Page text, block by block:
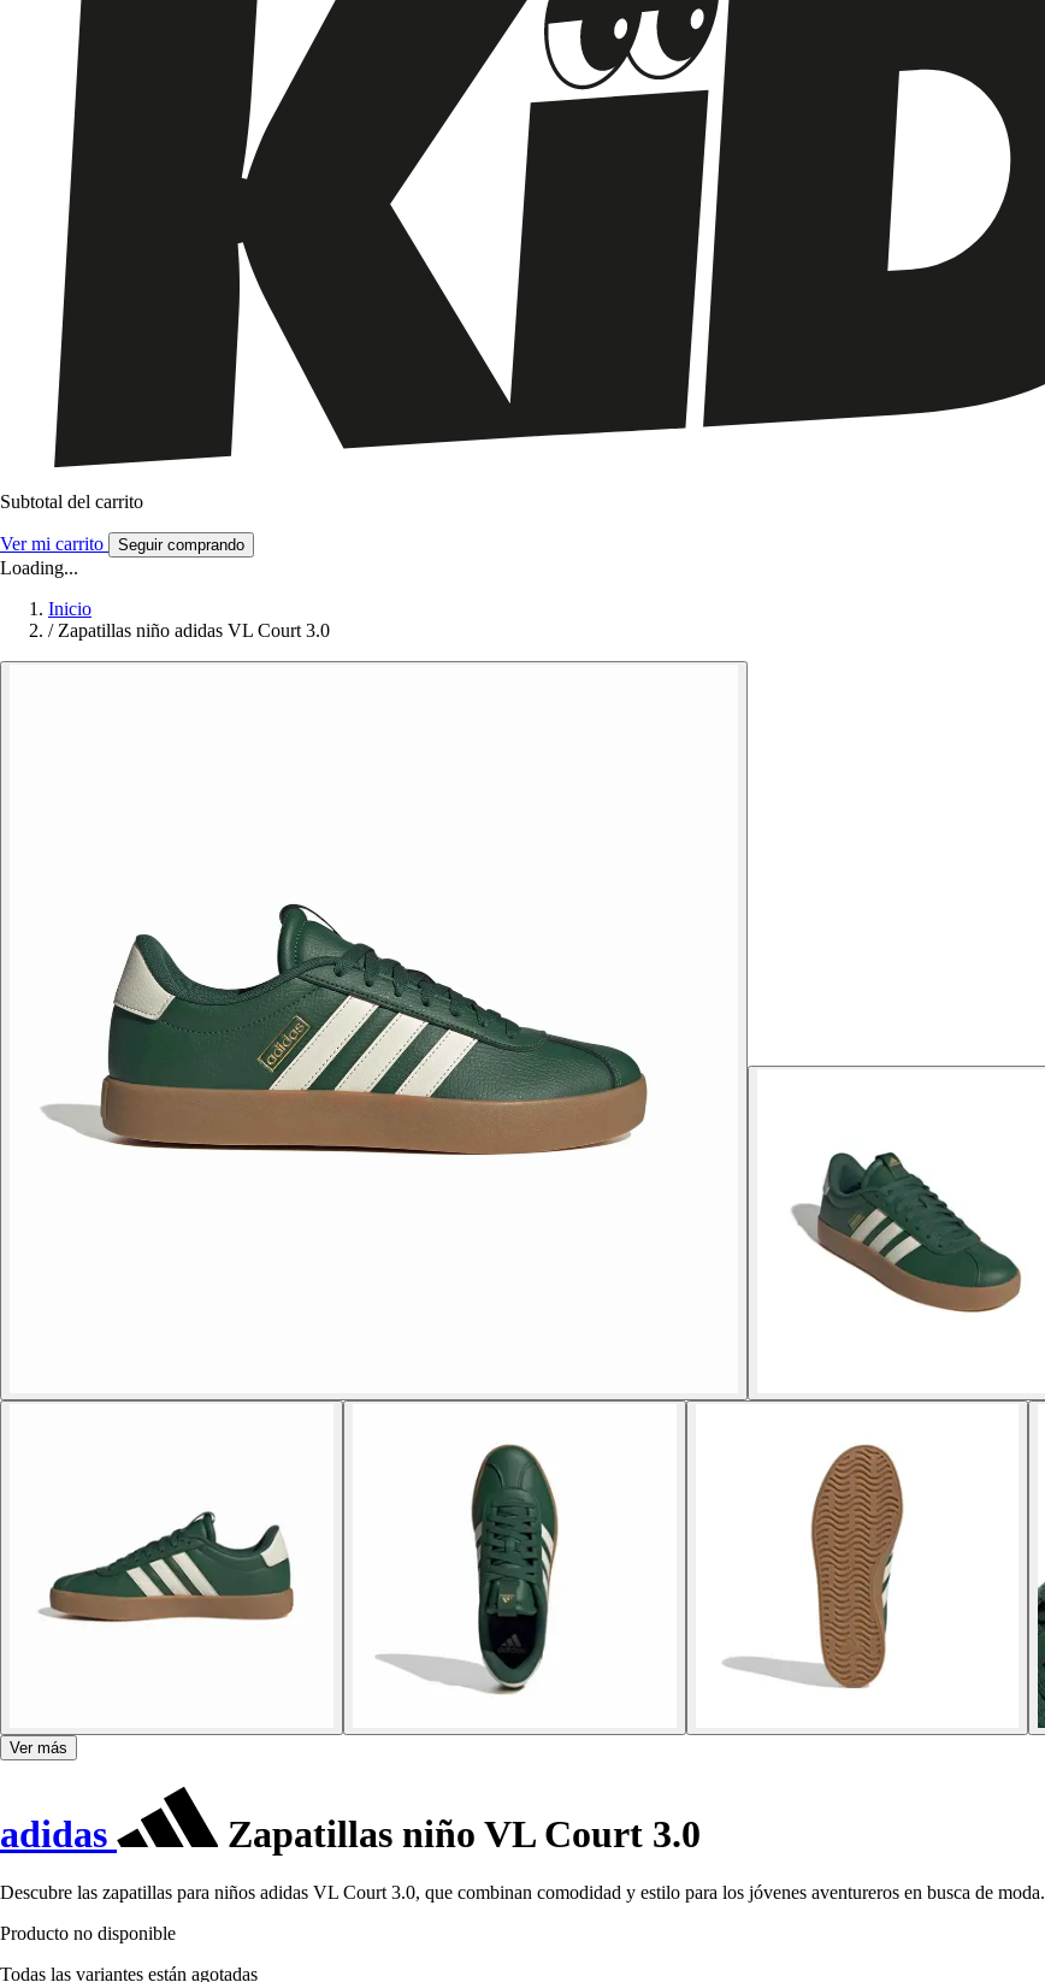
Subtotal del carrito
Ver mi carrito Seguir comprando
Loading...
Inicio
/ Zapatillas niño adidas VL Court 3.0
Ver más
adidas Zapatillas niño VL Court 3.0
Descubre las zapatillas para niños adidas VL Court 3.0, que combinan comodidad y estilo para los jóvenes aventureros en busca de moda.
Producto no disponible
Todas las variantes están agotadas